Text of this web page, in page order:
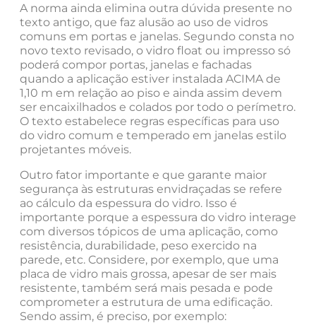
A norma ainda elimina outra dúvida presente no
texto antigo, que faz alusão ao uso de vidros
comuns em portas e janelas. Segundo consta no
novo texto revisado, o vidro float ou impresso só
poderá compor portas, janelas e fachadas
quando a aplicação estiver instalada ACIMA de
1,10 m em relação ao piso e ainda assim devem
ser encaixilhados e colados por todo o perímetro.
O texto estabelece regras específicas para uso
do vidro comum e temperado em janelas estilo
projetantes móveis.
Outro fator importante e que garante maior
segurança às estruturas envidraçadas se refere
ao cálculo da espessura do vidro. Isso é
importante porque a espessura do vidro interage
com diversos tópicos de uma aplicação, como
resistência, durabilidade, peso exercido na
parede, etc. Considere, por exemplo, que uma
placa de vidro mais grossa, apesar de ser mais
resistente, também será mais pesada e pode
comprometer a estrutura de uma edificação.
Sendo assim, é preciso, por exemplo: